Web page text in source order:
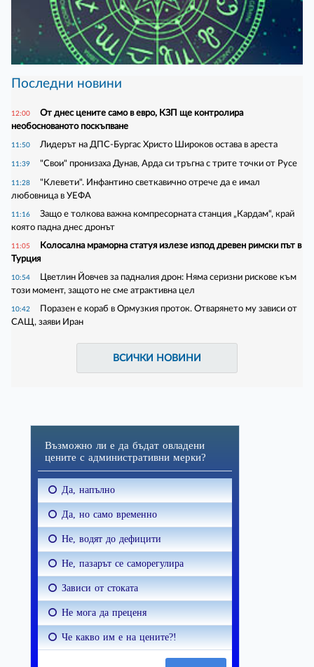
Последни новини
12:00
От днес цените само в евро, КЗП ще контролира
необоснованото поскъпване
11:50 Лидерът на ДПС-Бургас Христо Широков остава в ареста
11:39 "Свои" пронизаха Дунав, Арда си тръгна с трите точки от Русе
11:28
"Клевети". Инфантино светкавично отрече да е имал
любовница в УЕФА
11:16
Защо е толкова важна компресорната станция „Кардам“, край
която падна днес дронът
11:05
Колосална мраморна статуя излезе изпод древен римски път в
Турция
10:54
Цветлин Йовчев за падналия дрон: Няма серизни рискове към
този момент, защото не сме атрактивна цел
10:42
Поразен е кораб в Ормузкия проток. Отварянето му зависи от
САЩ, заяви Иран
ВСИЧКИ НОВИНИ